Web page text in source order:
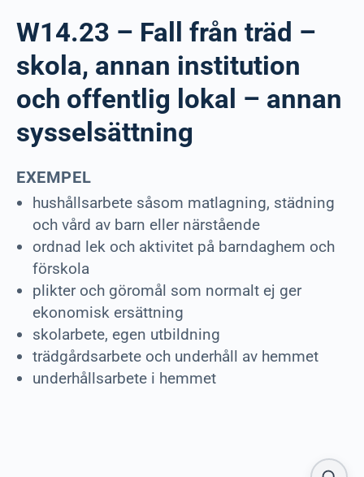
W14.23 – Fall från träd –
skola, annan institution
och offentlig lokal – annan
sysselsättning
EXEMPEL
hushållsarbete såsom matlagning, städning
och vård av barn eller närstående
ordnad lek och aktivitet på barndaghem och
förskola
plikter och göromål som normalt ej ger
ekonomisk ersättning
skolarbete, egen utbildning
trädgårdsarbete och underhåll av hemmet
underhållsarbete i hemmet